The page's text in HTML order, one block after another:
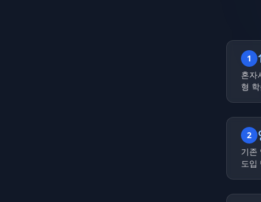
1
혼자
형
2
기존
도입